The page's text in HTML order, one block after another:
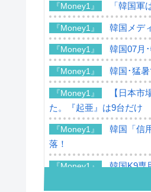
『Money1』 「韓国
『Money1』 韓国メデ
『Money1』 韓国07月
『Money1』 韓国･猛
『Money1』
【日本
た。『起亜』は9台だけ
『Money1』
韓国「信
落！
『Money1』 韓国K9専